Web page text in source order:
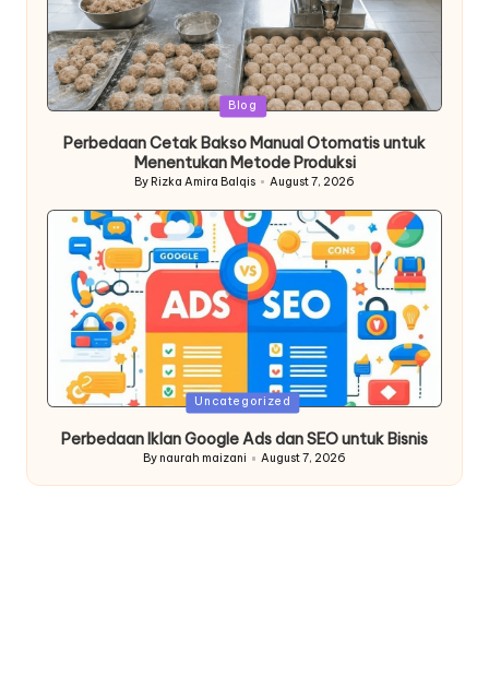
Posted
Blog
Perbedaan Cetak Bakso Manual Otomatis untuk
Menentukan Metode Produksi
Posted
By Rizka Amira Balqis August 7, 2026
Posted
Uncategorized
Perbedaan Iklan Google Ads dan SEO untuk Bisnis
Posted
By naurah maizani August 7, 2026